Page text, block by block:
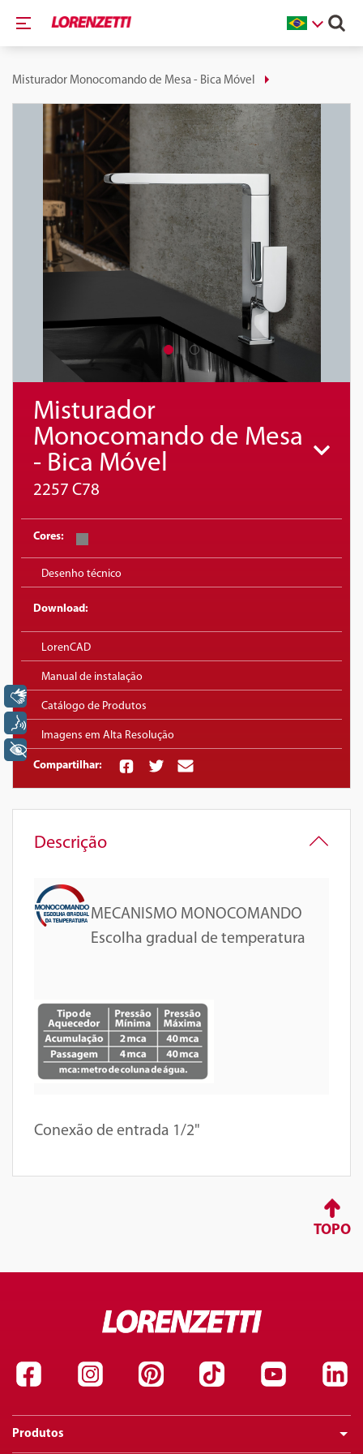
Misturador Monocomando de Mesa - Bica Móvel
Misturador
Monocomando de Mesa
- Bica Móvel
2257 C78
Cores:
Desenho técnico
Download:
LorenCAD
Manual de instalação
Catálogo de Produtos
Imagens em Alta Resolução
Compartilhar:
Descrição
MECANISMO MONOCOMANDO
Escolha gradual de temperatura
Conexão de entrada 1/2"
TOPO
Produtos
Voz
+ Acessibilidade